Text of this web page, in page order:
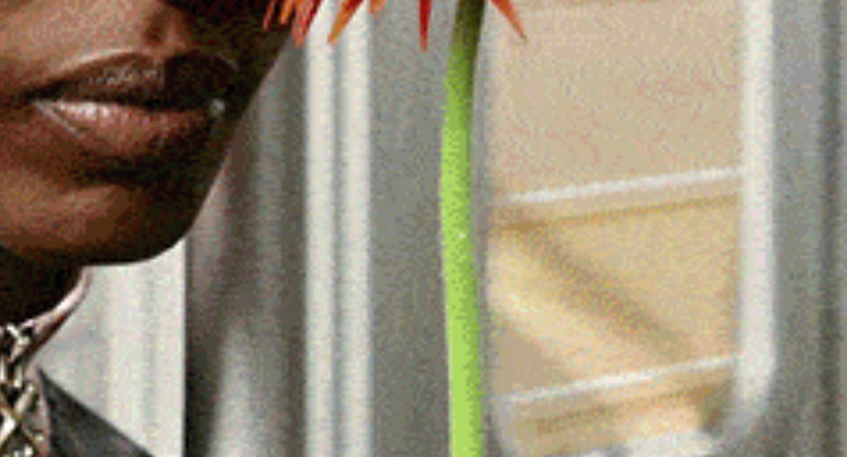
Nel girone G di
impatta per 2-2
il Santa Teresa al
diFerruccio Terrosu
se
reso
hanno fatto meglio
sono stati sconfitti
sempre più difficile
per molte delle